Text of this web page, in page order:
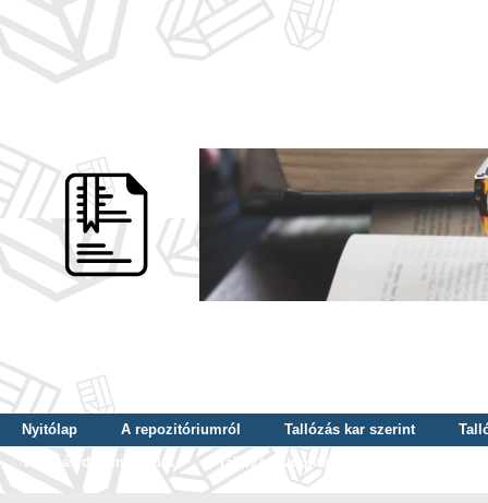
Nyitólap A repozitóriumról Tallózás kar szerint
Tallózás dátum szerint
Tallózás tudományterület szerint